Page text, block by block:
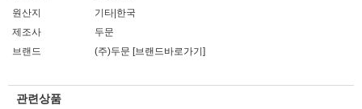
원산지
기타|한국
제조사
두문
브랜드
(주)두문 [브랜드바로가기]
관련상품